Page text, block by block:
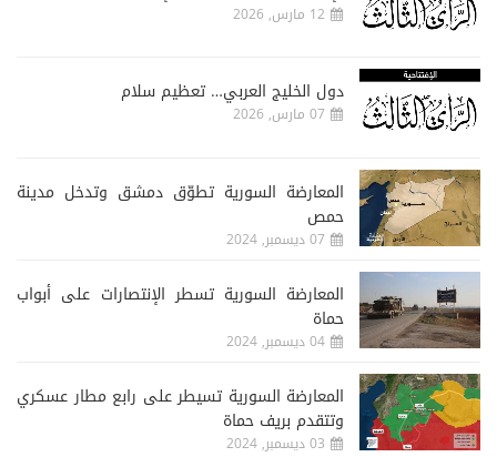
12 مارس, 2026
دول الخليج العربي… تعظيم سلام
07 مارس, 2026
المعارضة السورية تطوّق دمشق وتدخل مدينة
حمص
07 ديسمبر, 2024
المعارضة السورية تسطر الإنتصارات على أبواب
حماة
04 ديسمبر, 2024
المعارضة السورية تسيطر على رابع مطار عسكري
وتتقدم بريف حماة
03 ديسمبر, 2024